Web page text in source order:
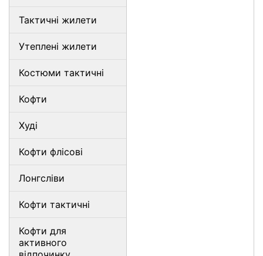
Тактичні жилети
Утеплені жилети
Костюми тактичні
Кофти
Худі
Кофти флісові
Лонгсліви
Кофти тактичні
Кофти для
активного